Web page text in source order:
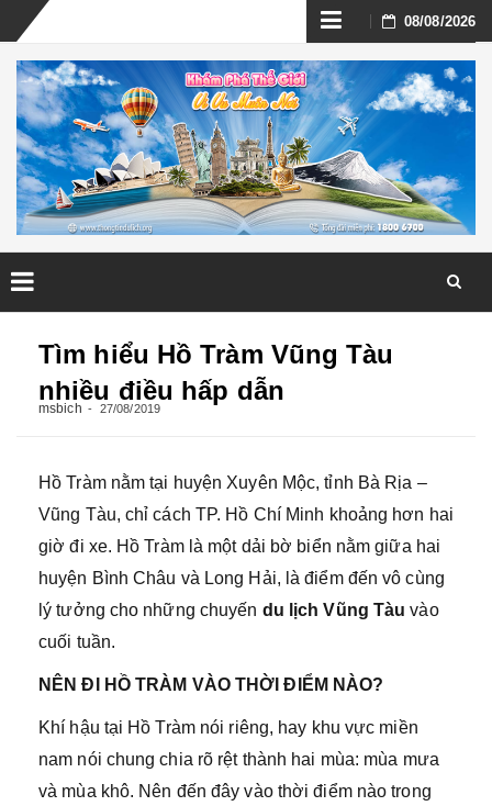
Skip
to
content
08/08/2026
Tìm hiểu Hồ Tràm Vũng Tàu
nhiều điều hấp dẫn
msbich 27/08/2019
Hồ Tràm nằm tại huyện Xuyên Mộc, tỉnh Bà Rịa –
Vũng Tàu, chỉ cách TP. Hồ Chí Minh khoảng hơn hai
giờ đi xe. Hồ Tràm là một dải bờ biển nằm giữa hai
huyện Bình Châu và Long Hải, là điểm đến vô cùng
lý tưởng cho những chuyến du lịch Vũng Tàu vào
cuối tuần.
NÊN ĐI HỒ TRÀM VÀO THỜI ĐIỂM NÀO?
Khí hậu tại Hồ Tràm nói riêng, hay khu vực miền
nam nói chung chia rõ rệt thành hai mùa: mùa mưa
và mùa khô. Nên đến đây vào thời điểm nào trong